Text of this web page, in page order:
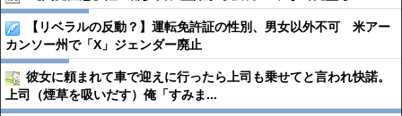
【リベラルの反動？】運転免許証の性別、男女以外不可 米アー
カンソー州で「X」ジェンダー廃止
彼女に頼まれて車で迎えに行ったら上司も乗せてと言われ快諾。
上司（煙草を吸いだす）俺「すみま...